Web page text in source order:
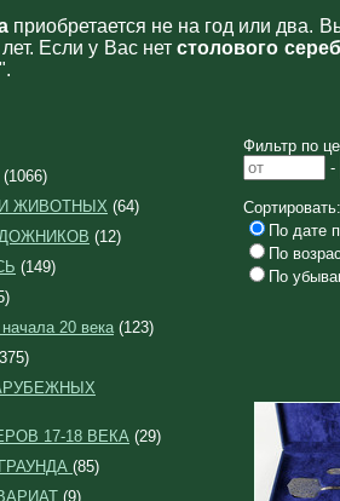
приобретается не на год или два.
Если у Вас нетстолового
(1066)
ЖИВОТНЫХ (64)
(12)
(149)
20 века(123)
17-18 ВЕКА (29)
(85)
(9)
Фильтр по
-
Сортировать:
По дате
По
По